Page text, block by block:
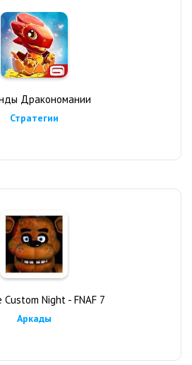
Дракономании
Стратегии
Night - FNAF 7
Аркады